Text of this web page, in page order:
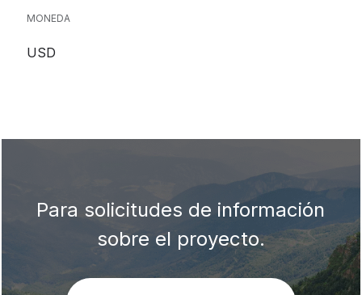
MONEDA
USD
Para solicitudes de información
sobre el proyecto.